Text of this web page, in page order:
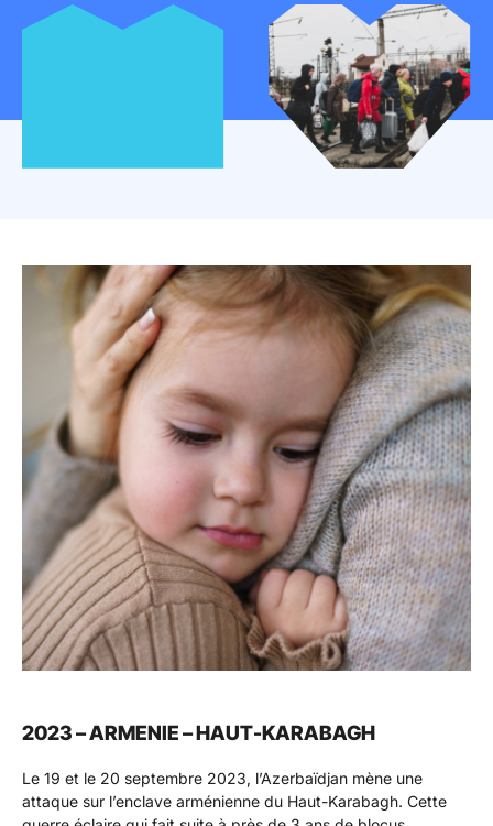
Mon espace donateur
2023 – ARMENIE – HAUT-KARABAGH
Le 19 et le 20 septembre 2023, l’Azerbaïdjan mène une
attaque sur l’enclave arménienne du Haut-Karabagh. Cette